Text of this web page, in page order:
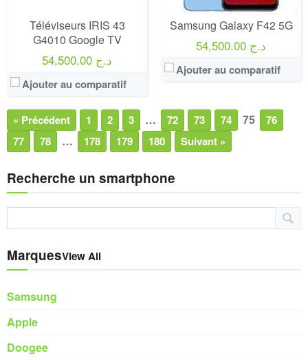
Téléviseurs IRIS 43
G4010 Google TV
54,500.00 د.ج
Ajouter au comparatif
Samsung Galaxy F42 5G
54,500.00 د.ج
Ajouter au comparatif
« Précédent 1 2 3 … 72 73 74 75
76
77
78 … 178 179 180 Suivant »
Recherche un smartphone
MarquesView All
Samsung
Apple
Doogee